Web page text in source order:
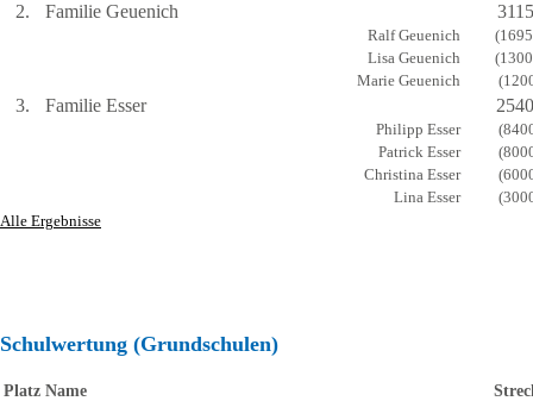
2. Familie Geuenich
Ralf Geuenich
Lisa Geuenich
Marie Geuenich
3. Familie Esser
Philipp Esser
Patrick Esser
Christina Esser
Lina Esser
Alle Ergebnisse
Schulwertung (Grundschulen)
Platz Name